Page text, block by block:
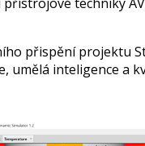
techniky
přispění projektu
umělá inteligence a